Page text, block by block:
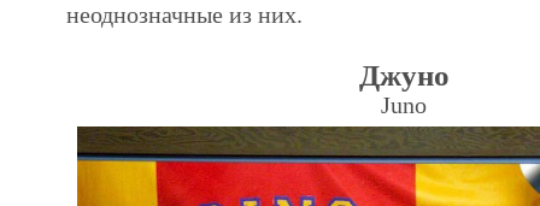
неоднозначные из них.
Джуно
Juno